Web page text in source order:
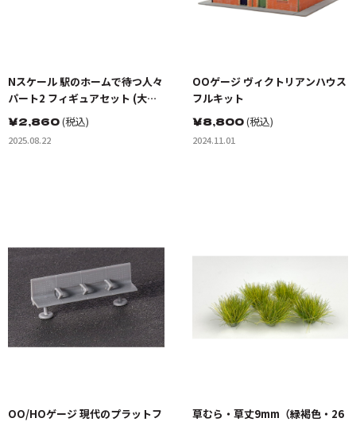
Nスケール 駅のホームで待つ人々
パート2 フィギュアセット (大
人・子供6体入り)
￥2,860(税込)
2025.08.22
OOゲージ ヴィクトリアンハウス
フルキット
￥8,800(税込)
2024.11.01
OO/HOゲージ 現代のプラットフ
草むら・草丈9mm（緑褐色・26